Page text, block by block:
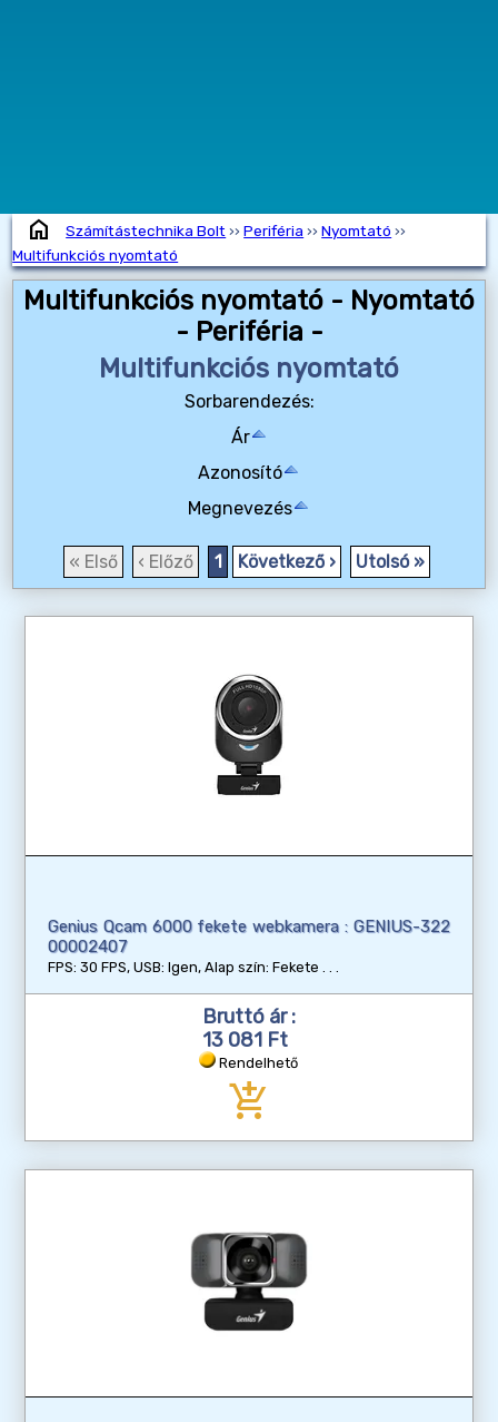
home Számítástechnika Bolt››Periféria ››Nyomtató ››
Multifunkciós nyomtató
Multifunkciós nyomtató - Nyomtató
- Periféria -
Multifunkciós nyomtató
Sorbarendezés:
Ár
Azonosító
Megnevezés
« Első ‹ Előző 1 Következő › Utolsó »
Genius Qcam 6000 fekete webkamera : GENIUS-322
00002407
FPS: 30 FPS, USB: Igen, Alap szín: Fekete
Bruttó ár :
13 081 Ft
Rendelhető
add_shopping_cart